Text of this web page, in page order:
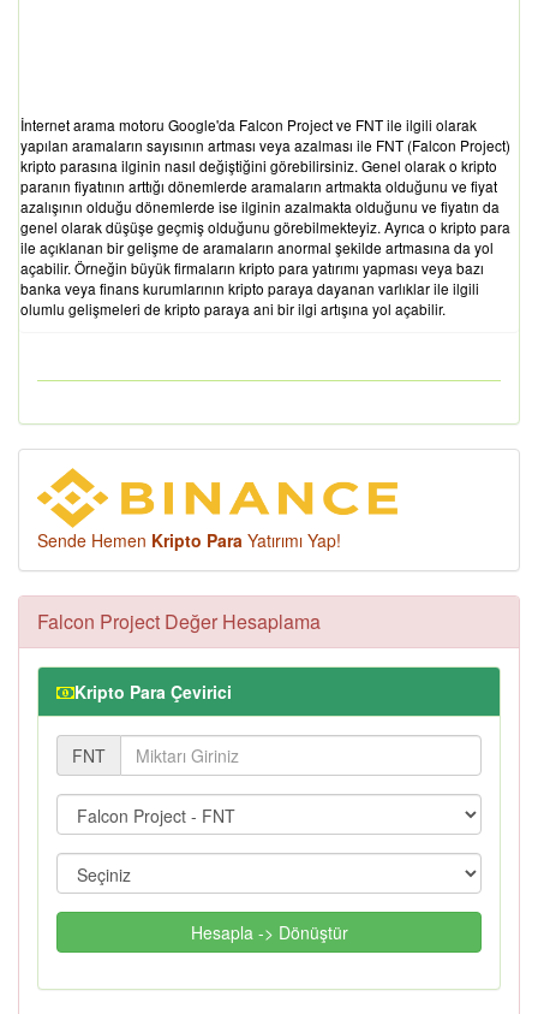
İnternet arama motoru Google'da Falcon Project ve FNT ile ilgili olarak
yapılan aramaların sayısının artması veya azalması ile FNT (Falcon Project)
kripto parasına ilginin nasıl değiştiğini görebilirsiniz. Genel olarak o kripto
paranın fiyatının arttığı dönemlerde aramaların artmakta olduğunu ve fiyat
azalışının olduğu dönemlerde ise ilginin azalmakta olduğunu ve fiyatın da
genel olarak düşüşe geçmiş olduğunu görebilmekteyiz. Ayrıca o kripto para
ile açıklanan bir gelişme de aramaların anormal şekilde artmasına da yol
açabilir. Örneğin büyük firmaların kripto para yatırımı yapması veya bazı
banka veya finans kurumlarının kripto paraya dayanan varlıklar ile ilgili
olumlu gelişmeleri de kripto paraya ani bir ilgi artışına yol açabilir.
Sende Hemen Kripto Para Yatırımı Yap!
Falcon Project Değer Hesaplama
Kripto Para Çevirici
FNT
Hesapla -> Dönüştür